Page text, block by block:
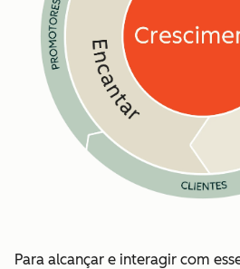
Para alcançar e interagir com